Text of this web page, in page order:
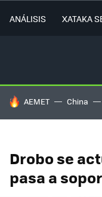
ANÁLISIS XATAKA
HOY SE HABLA DE
AEMET China
Drobo se
pasa a